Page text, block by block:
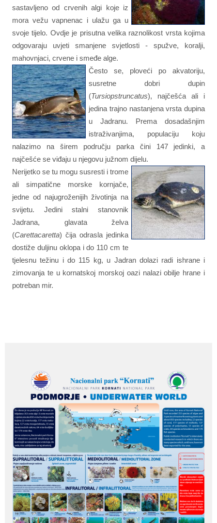
sastavljeno od crvenih algi koje iz
mora vežu vapnenac i ulažu ga u
svoje tijelo. Ovdje je prisutna velika raznolikost vrsta kojima
odgovaraju uvjeti smanjene svjetlosti - spužve, koralji,
mahovnjaci, crvene i smeđe alge.
Često se, ploveći po akvatoriju,
susretne dobri dupin
(Tursiopstruncatus), najčešća ali i
jedina trajno nastanjena vrsta dupina
u Jadranu. Prema dosadašnjim
istraživanjima, populaciju koju
nalazimo na širem području parka čini 147 jedinki, a
najčešće se viđaju u njegovu južnom dijelu.
Nerijetko se tu mogu susresti i trome
ali simpatične morske kornjače,
jedne od najugroženijih životinja na
svijetu. Jedini stalni stanovnik
Jadrana, glavata želva
(Carettacaretta) čija odrasla jedinka
dostiže duljinu oklopa i do 110 cm te
tjelesnu težinu i do 115 kg, u Jadran dolazi radi ishrane i
zimovanja te u kornatskoj morskoj oazi nalazi obilje hrane i
potreban mir.